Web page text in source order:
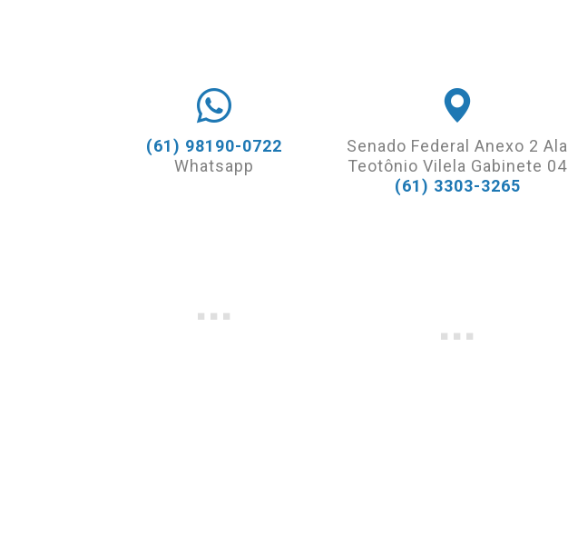
(61) 98190-0722
Whatsapp
Senado Federal Anexo 2 Ala
Teotônio Vilela Gabinete 04
(61) 3303-3265